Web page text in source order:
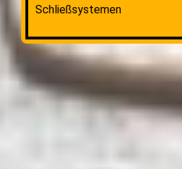
Schließsystemen